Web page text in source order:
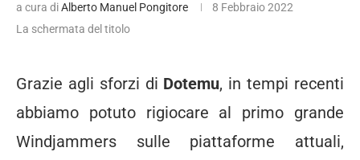
a cura diAlberto Manuel Pongitore
8 Febbraio 2022
La schermata del titolo
Grazie agli sforzi di Dotemu, in tempi recenti
abbiamo potuto rigiocare al primo grande
Windjammers sulle piattaforme attuali,